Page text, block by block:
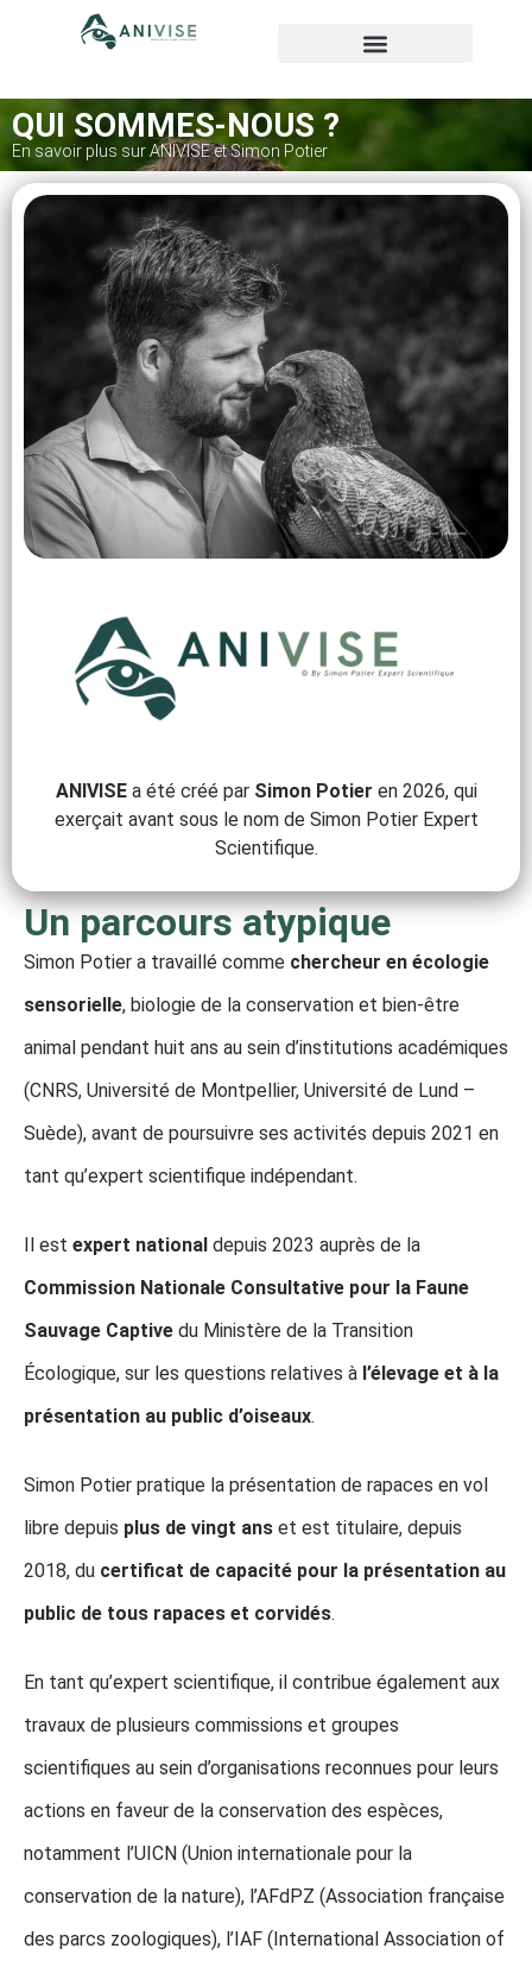
QUI SOMMES-NOUS ?
En savoir plus sur ANIVISE et Simon Potier
ANIVISEa été créé par Simon Potier en 2026, qui
exerçait avant sous le nom de Simon Potier Expert
Scientifique.
Un parcours atypique
Simon Potier a travaillé comme chercheur en écologie
sensorielle, biologie de la conservation et bien-être
animal pendant huit ans au sein d’institutions académiques
(CNRS, Université de Montpellier, Université de Lund –
Suède), avant de poursuivre ses activités depuis 2021 en
tant qu’expert scientifique indépendant.
Il est expert national depuis 2023 auprès de la
Commission Nationale Consultative pour la Faune
Sauvage Captive du Ministère de la Transition
Écologique, sur les questions relatives à l’élevage et à la
présentation au public d’oiseaux.
Simon Potier pratique la présentation de rapaces en vol
libre depuis plus de vingt ans et est titulaire, depuis
2018, du certificat de capacité pour la présentation au
public de tous rapaces et corvidés.
En tant qu’expert scientifique, il contribue également aux
travaux de plusieurs commissions et groupes
scientifiques au sein d’organisations reconnues pour leurs
actions en faveur de la conservation des espèces,
notamment l’UICN (Union internationale pour la
conservation de la nature), l’AFdPZ (Association française
des parcs zoologiques), l’IAF (International Association of